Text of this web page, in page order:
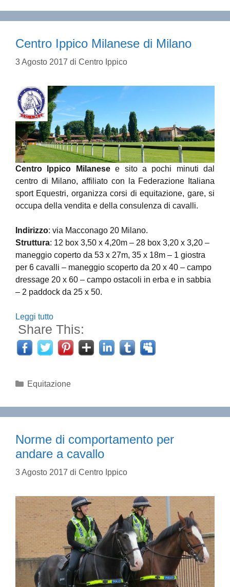
Centro Ippico Milanese di Milano
3 Agosto 2017 di Centro Ippico
Centro Ippico Milanesee sito a pochi minuti dal
centro di Milano, affiliato con la Federazione Italiana
sport Equestri, organizza corsi di equitazione, gare, si
occupa della vendita e della consulenza di cavalli.
Indirizzo: via Macconago 20 Milano.
Struttura: 12 box 3,50 x 4,20m – 28 box 3,20 x 3,20 –
maneggio coperto da 53 x 27m, 35 x 18m – 1 giostra
per 6 cavalli – maneggio scoperto da 20 x 40 – campo
dressage 20 x 60 – campo ostacoli in erba e in sabbia
– 2 paddock da 25 x 50.
Leggi tutto
Share This:
Categorie
Equitazione
Norme di comportamento per
andare a cavallo
3 Agosto 2017 di Centro Ippico